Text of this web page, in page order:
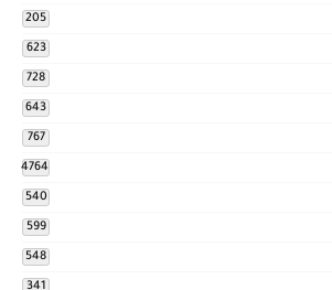
205
623
728
643
767
4764
540
599
548
341